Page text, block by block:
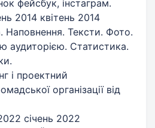
фейсбук, інстаграм.
2014 квітень 2014
Наповнення. Тексти. Фото.
аудиторією. Статистика.
і проектний
організації від
січень 2022